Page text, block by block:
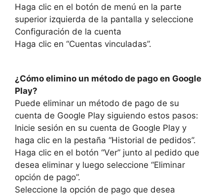
Haga clic en el botón de menú en la parte
superior izquierda de la pantalla y seleccione
Configuración de la cuenta
Haga clic en “Cuentas vinculadas”.
¿Cómo elimino un método de pago en Google
Play?
Puede eliminar un método de pago de su
cuenta de Google Play siguiendo estos pasos:
Inicie sesión en su cuenta de Google Play y
haga clic en la pestaña “Historial de pedidos”.
Haga clic en el botón “Ver” junto al pedido que
desea eliminar y luego seleccione “Eliminar
opción de pago”.
Seleccione la opción de pago que desea